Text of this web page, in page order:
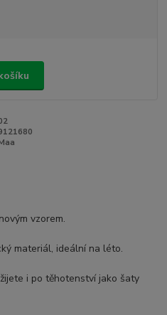
vzorem.
materiál, ideální na léto.
i po těhotenství jako šaty